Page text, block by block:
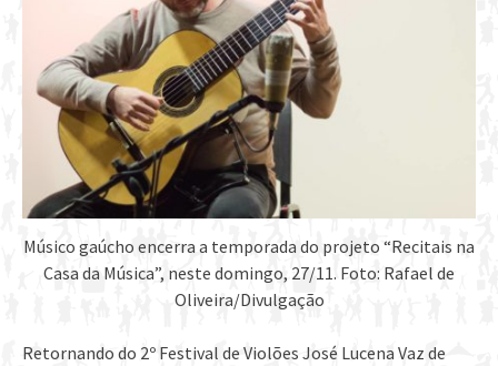
Músico gaúcho encerra a temporada do projeto “Recitais na
Casa da Música”, neste domingo, 27/11. Foto: Rafael de
Oliveira/Divulgação
Retornando do 2º Festival de Violões José Lucena Vaz de